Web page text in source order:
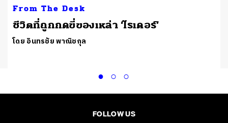
From The Desk
ชีวิตที่ถูกกดขี่ของเหล่า ‘ไรเดอร์’
โดย อินทรชัย พาณิชกุล
FOLLOW US